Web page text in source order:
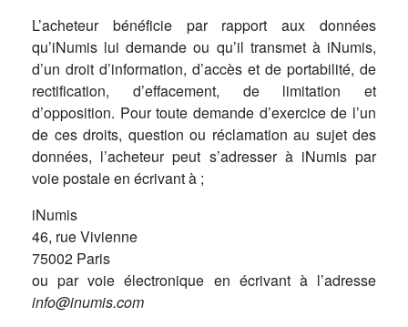
L’acheteur bénéficie par rapport aux données
qu’iNumis lui demande ou qu’il transmet à iNumis,
d’un droit d’information, d’accès et de portabilité, de
rectification, d’effacement, de limitation et
d’opposition. Pour toute demande d’exercice de l’un
de ces droits, question ou réclamation au sujet des
données, l’acheteur peut s’adresser à iNumis par
voie postale en écrivant à ;
iNumis
46, rue Vivienne
75002 Paris
ou par voie électronique en écrivant à l’adresse
info@inumis.com